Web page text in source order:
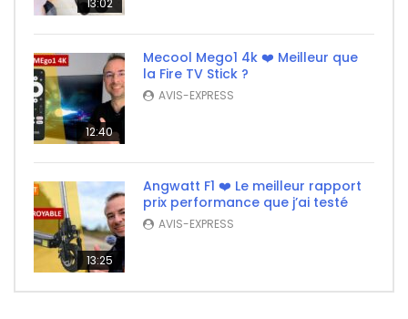
13:02
12:40
Mecool Mego1 4k ❤️ Meilleur que
la Fire TV Stick ?
AVIS-EXPRESS
13:25
Angwatt F1 ❤️ Le meilleur rapport
prix performance que j’ai testé
AVIS-EXPRESS